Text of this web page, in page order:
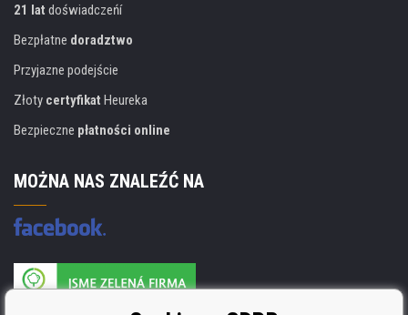
21 lat doświadczeńí
Bezpłatne doradztwo
Przyjazne podejście
Złoty certyfikat Heureka
Bezpieczne płatności online
MOŻNA NAS ZNALEŹĆ NA